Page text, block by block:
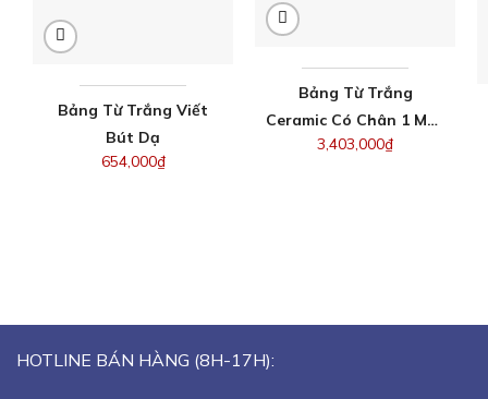
Bảng Từ Trắng Viết
Bút Dạ
654,000₫
Bảng Từ Trắng
Ceramic Có Chân 1 Mặt
80x120cm(Xem Cỡ
3,403,000₫
HOTLINE BÁN HÀNG (8H-17H):